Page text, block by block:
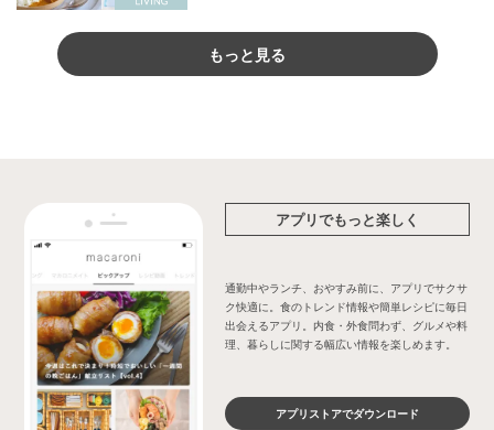
もっと見る
アプリでもっと楽しく
通勤中やランチ、おやすみ前に、アプリでサクサ
ク快適に。食のトレンド情報や簡単レシピに毎日
出会えるアプリ。内食・外食問わず、グルメや料
理、暮らしに関する幅広い情報を楽しめます。
アプリストアでダウンロード